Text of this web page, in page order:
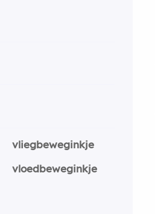
vliegbeweginkje
vloedbeweginkje